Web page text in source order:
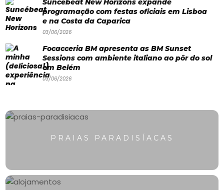
Água
Bronzeado
Falem
💬
Suncébeat New Horizons expande
programação com festas oficiais em Lisboa
e na Costa da Caparica
03/06/2026
Focacceria BM apresenta as BM Sunset
Sessions com ambiente italiano ao pôr do sol
em Belém
03/06/2026
PRAIAS PARADISÍACAS